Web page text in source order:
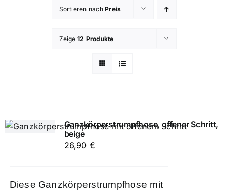
Sortieren nachPreis
Zeige 12 Produkte
Ganzkörperstrumpfhose, offener Schritt,
beige
26,90 €
Diese Ganzkörperstrumpfhose mit